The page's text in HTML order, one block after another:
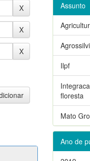
Assunto
Ilpf
floresta
Mato
Ano de